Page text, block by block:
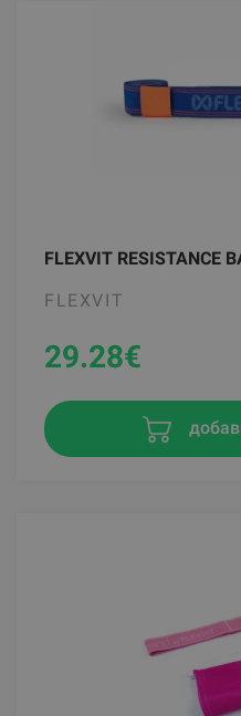
FLEXVIT RESISTANCE
FLEXVIT
29.28€